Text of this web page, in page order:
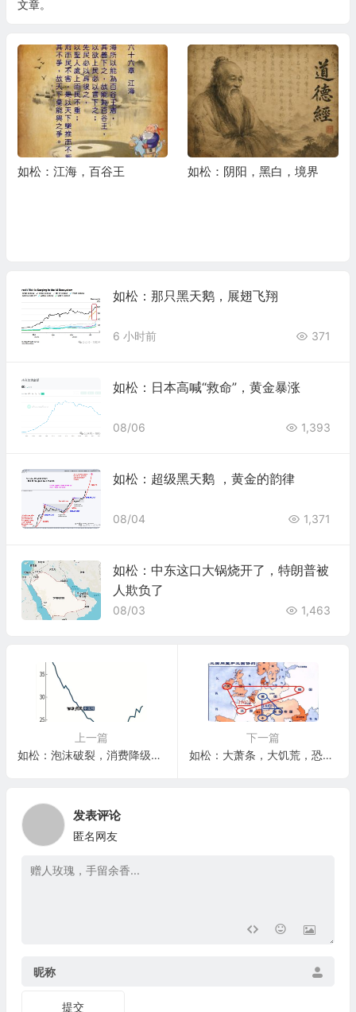
文章。
如松：阴阳，黑白，境界 如松：中国人，大出海！
如松：那只黑天鹅，展翅飞翔
6 小时前 371
如松：日本高喊“救命”，黄金暴涨
08/06 1,393
如松：超级黑天鹅 ，黄金的韵律
08/04 1,371
如松：中东这口大锅烧开了，特朗普被
人欺负了
08/03 1,463
上一篇
如松：泡沫破裂，消费降级，洞察未来
下一篇
如松：大萧条，大饥荒，恐怖与神奇！
发表评论
匿名网友
昵称
提交